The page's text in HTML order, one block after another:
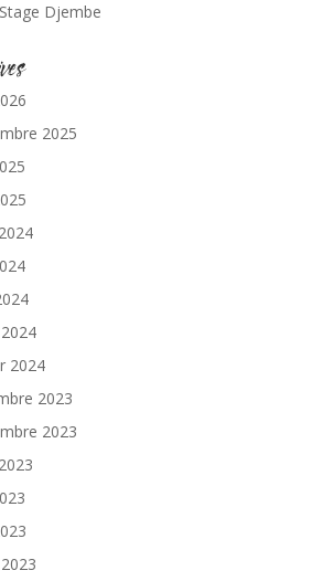
Stage Djembe
2025
2024
2023
2023